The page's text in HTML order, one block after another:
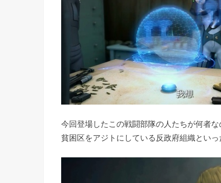
今回登場したこの戦闘部隊の人たちが何者
貧困区をアジトにしている反政府組織とい